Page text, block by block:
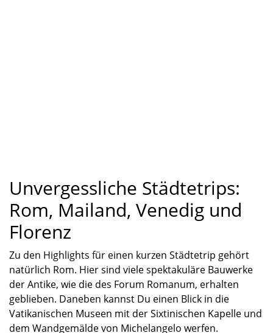
Unvergessliche Städtetrips:
Rom, Mailand, Venedig und
Florenz
Zu den Highlights für einen kurzen Städtetrip gehört
natürlich Rom. Hier sind viele spektakuläre Bauwerke
der Antike, wie die des Forum Romanum, erhalten
geblieben. Daneben kannst Du einen Blick in die
Vatikanischen Museen mit der Sixtinischen Kapelle und
dem Wandgemälde von Michelangelo werfen.